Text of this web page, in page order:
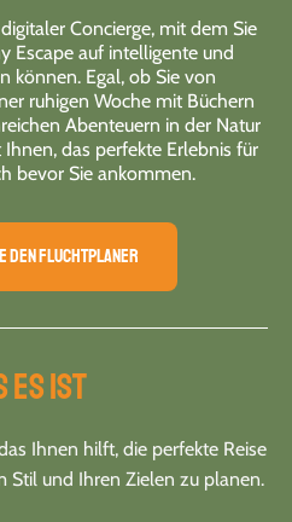
Concierge, mit dem Sie
Escape auf intelligente und
können. Egal, ob Sie von
ruhigen Woche mit Büchern
Abenteuern in der Natur
das perfekte Erlebnis für
bevor Sie ankommen.
den Fluchtplaner
es ist
Ihnen hilft, die perfekte Reise
Stil und Ihren Zielen zu planen.